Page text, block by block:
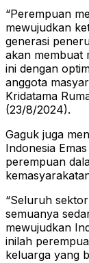
“Perempuan
mewujudkan
generasi
akan membuat
ini dengan
anggota
Kridatama
(23/8/2024).
Gaguk juga
Indonesia
perempuan
“Seluruh
semuanya
mewujudkan
inilah
keluarga yang